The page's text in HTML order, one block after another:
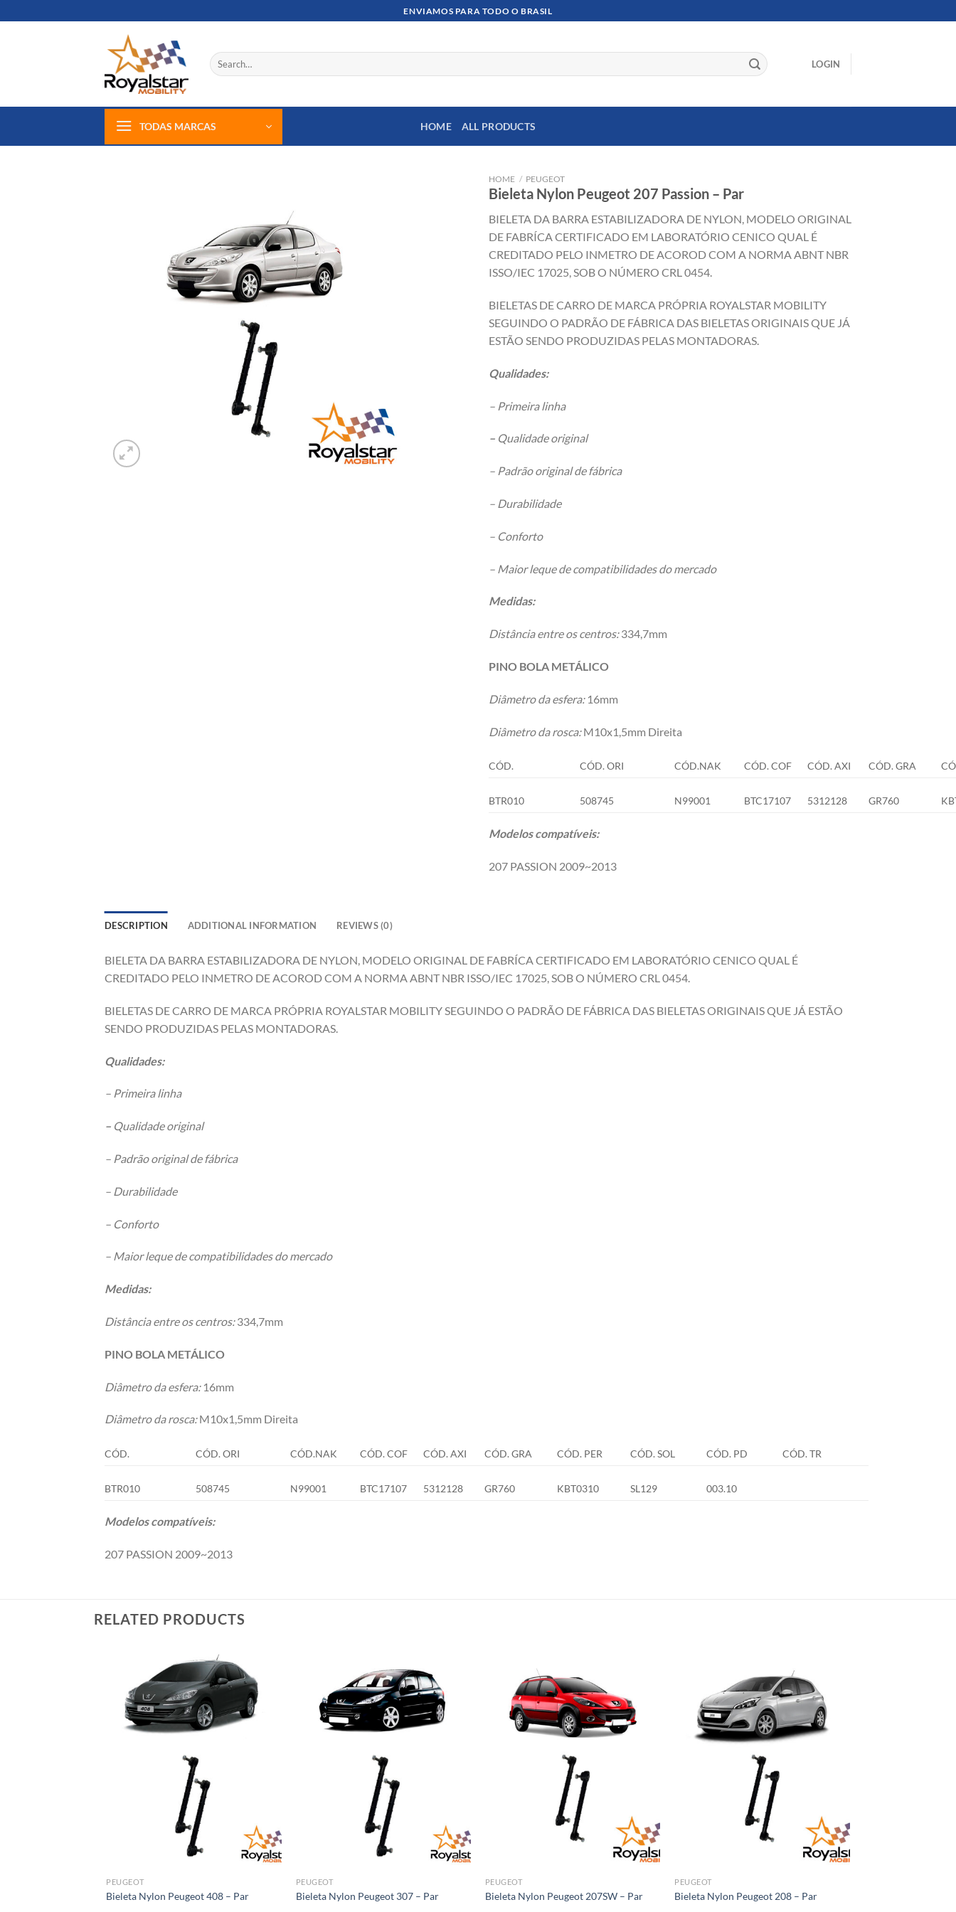
to
ENVIAMOS PARA TODO O BRASIL
Search
for:
LOGIN
TODAS MARCAS HOME ALL PRODUCTS
HOME / PEUGEOT
Bieleta Nylon Peugeot 207 Passion – Par
BIELETA DA BARRA ESTABILIZADORA DE NYLON, MODELO ORIGINAL
DE FABRÍCA CERTIFICADO EM LABORATÓRIO CENICO QUAL É
CREDITADO PELO INMETRO DE ACOROD COM A NORMA ABNT NBR
ISSO/IEC 17025, SOB O NÚMERO CRL 0454.
BIELETAS DE CARRO DE MARCA PRÓPRIA ROYALSTAR MOBILITY
SEGUINDO O PADRÃO DE FÁBRICA DAS BIELETAS ORIGINAIS QUE JÁ
ESTÃO SENDO PRODUZIDAS PELAS MONTADORAS.
Qualidades:
– Primeira linha
– Qualidade original
– Padrão original de fábrica
– Durabilidade
– Conforto
– Maior leque de compatibilidades do mercado
Medidas:
Distância entre os centros:334,7mm
PINO BOLA METÁLICO
Diâmetro da esfera:16mm
Diâmetro da rosca:M10x1,5mm Direita
CÓD. CÓD. ORI CÓD.NAK CÓD. COF CÓD. AXI CÓD. GRA
BTR010 508745 N99001 BTC17107 5312128 GR760
Modelos compatíveis:
207 PASSION 2009~2013
DESCRIPTION ADDITIONAL INFORMATION REVIEWS (0)
BIELETA DA BARRA ESTABILIZADORA DE NYLON, MODELO ORIGINAL DE FABRÍCA CERTIFICADO EM LABORATÓRIO CENICO QUAL É
CREDITADO PELO INMETRO DE ACOROD COM A NORMA ABNT NBR ISSO/IEC 17025, SOB O NÚMERO CRL 0454.
BIELETAS DE CARRO DE MARCA PRÓPRIA ROYALSTAR MOBILITY SEGUINDO O PADRÃO DE FÁBRICA DAS BIELETAS ORIGINAIS QUE JÁ ESTÃO
SENDO PRODUZIDAS PELAS MONTADORAS.
Qualidades:
– Primeira linha
– Qualidade original
– Padrão original de fábrica
– Durabilidade
– Conforto
– Maior leque de compatibilidades do mercado
Medidas:
Distância entre os centros:334,7mm
PINO BOLA METÁLICO
Diâmetro da esfera:16mm
Diâmetro da rosca:M10x1,5mm Direita
CÓD. CÓD. ORI CÓD.NAK CÓD. COF CÓD. AXI CÓD. GRA CÓD. PER CÓD. SOL CÓD. PD CÓD. TR
BTR010 508745 N99001 BTC17107 5312128 GR760 KBT0310 SL129 003.10
Modelos compatíveis:
207 PASSION 2009~2013
RELATED PRODUCTS
PEUGEOT
Bieleta Nylon Peugeot 408 – Par
PEUGEOT
Bieleta Nylon Peugeot 307 – Par
PEUGEOT
Bieleta Nylon Peugeot 207SW – Par
PEUGEOT
Bieleta Nylon Peugeot 208 – Par